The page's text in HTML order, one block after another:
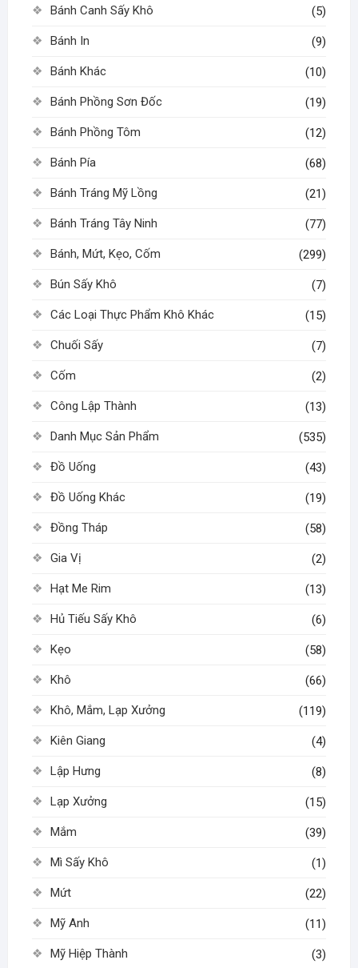
chọn
Bánh Canh Sấy Khô (5)
Bánh In (9)
Bánh Khác (10)
Bánh Phồng Sơn Đốc (19)
Bánh Phồng Tôm (12)
Bánh Pía (68)
Bánh Tráng Mỹ Lồng (21)
Bánh Tráng Tây Ninh (77)
Bánh, Mứt, Kẹo, Cốm (299)
Bún Sấy Khô (7)
Các Loại Thực Phẩm Khô Khác (15)
Chuối Sấy (7)
Cốm (2)
Công Lập Thành (13)
Danh Mục Sản Phẩm (535)
Đồ Uống (43)
Đồ Uống Khác (19)
Đồng Tháp (58)
Gia Vị (2)
Hạt Me Rim (13)
Hủ Tiếu Sấy Khô (6)
Kẹo (58)
Khô (66)
Khô, Mắm, Lạp Xưởng (119)
Kiên Giang (4)
Lập Hưng (8)
Lạp Xưởng (15)
Mắm (39)
Mì Sấy Khô (1)
Mứt (22)
Mỹ Anh (11)
Mỹ Hiệp Thành (3)